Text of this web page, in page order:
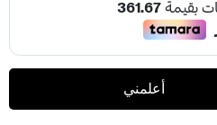
أعلمني